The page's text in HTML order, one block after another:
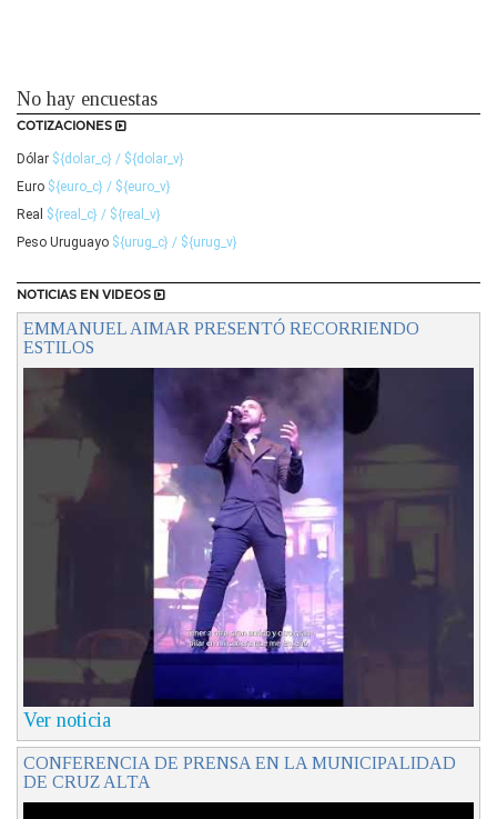
No hay encuestas
COTIZACIONES
Dólar ${dolar_c} / ${dolar_v}
Euro ${euro_c} / ${euro_v}
Real ${real_c} / ${real_v}
Peso Uruguayo ${urug_c} / ${urug_v}
NOTICIAS EN VIDEOS
EMMANUEL AIMAR PRESENTÓ RECORRIENDO
ESTILOS
Ver noticia
CONFERENCIA DE PRENSA EN LA MUNICIPALIDAD
DE CRUZ ALTA